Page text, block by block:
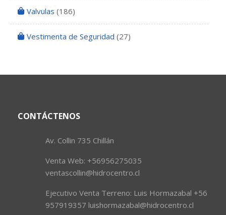
Valvulas (186)
Vestimenta de Seguridad (27)
CONTÁCTENOS
Av. Collin 735 Chillán
Venta Web: +56956275035
ventascollin@hidrocentro.cl
Ejecutivo Venta Terreno: Luis Hormazabal +56
957919357 luishormazabal@hidrocentro.cl